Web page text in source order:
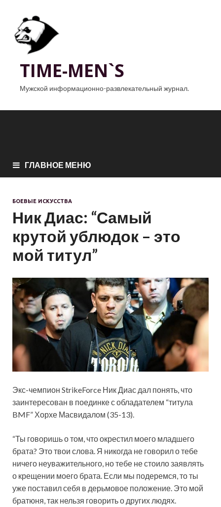
TIME-MEN`S
Мужской информационно-развлекательный журнал.
ГЛАВНОЕ МЕНЮ
БОЕВЫЕ ИСКУССТВА
Ник Диас: “Самый
крутой ублюдок – это
мой титул”
Экс-чемпион StrikeForce Ник Диас дал понять, что
заинтересован в поединке с обладателем “титула
BMF” Хорхе Масвидалом (35-13).
“Ты говоришь о том, что окрестил моего младшего
брата? Это твои слова. Я никогда не говорил о тебе
ничего неуважительного, но тебе не стоилозаявлять
о крещении моего брата. Если мы подеремся, то ты
уже поставил себя в дерьмовое положение. Это мой
братюня, так нельзя говорить о других людях.